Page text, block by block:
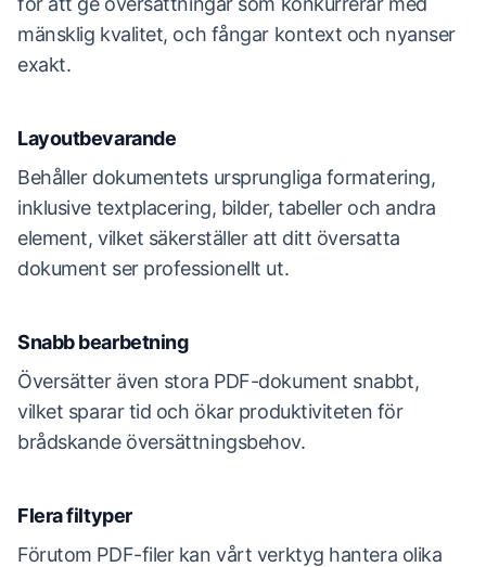
mänsklig kvalitet, och fångar kontext och nyanser
exakt.
Layoutbevarande
Behåller dokumentets ursprungliga formatering,
inklusive textplacering, bilder, tabeller och andra
element, vilket säkerställer att ditt översatta
dokument ser professionellt ut.
Snabb bearbetning
Översätter även stora PDF-dokument snabbt,
vilket sparar tid och ökar produktiviteten för
brådskande översättningsbehov.
Flera filtyper
Förutom PDF-filer kan vårt verktyg hantera olika